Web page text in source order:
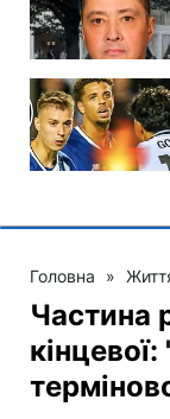
Головна »
Частина